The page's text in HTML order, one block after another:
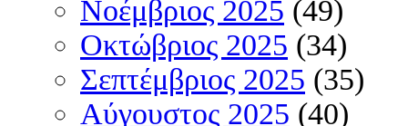
Νοέμβριος 2025 (49)
Οκτώβριος 2025 (34)
Σεπτέμβριος 2025 (35)
Αύγουστος 2025 (40)